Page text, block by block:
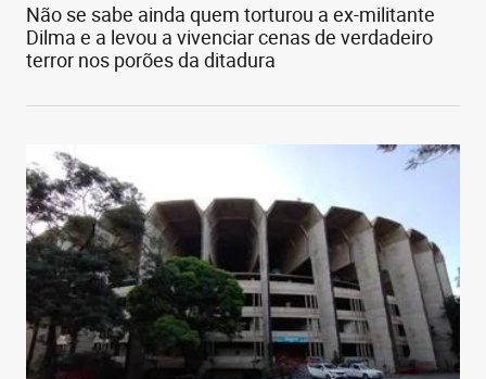
Não se sabe ainda quem torturou a ex-militante
Dilma e a levou a vivenciar cenas de verdadeiro
terror nos porões da ditadura